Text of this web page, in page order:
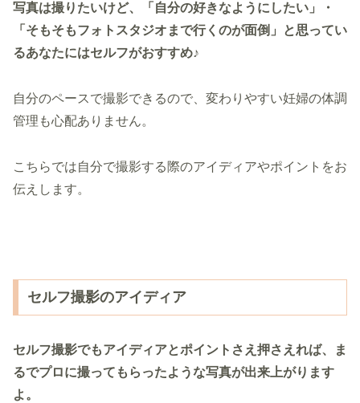
写真は撮りたいけど、「自分の好きなようにしたい」・
「そもそもフォトスタジオまで行くのが面倒」と思ってい
るあなたにはセルフがおすすめ♪
自分のペースで撮影できるので、変わりやすい妊婦の体調
管理も心配ありません。
こちらでは自分で撮影する際のアイディアやポイントをお
伝えします。
セルフ撮影のアイディア
セルフ撮影でもアイディアとポイントさえ押さえれば、ま
るでプロに撮ってもらったような写真が出来上がります
よ。